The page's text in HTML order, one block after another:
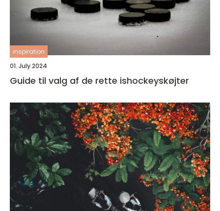
inspiration
01. July 2024
Guide til valg af de rette ishockeyskøjter